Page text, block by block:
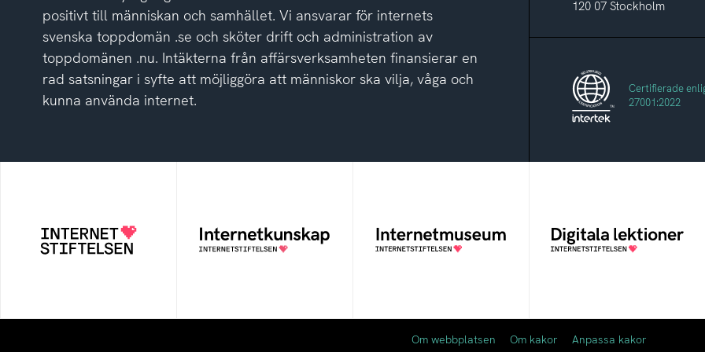
positivt till människan och samhället. Vi ansvarar för internets
svenska toppdomän .se och sköter drift och administration av
toppdomänen .nu. Intäkterna från affärsverksamheten finansierar en
rad satsningar i syfte att möjliggöra att människor ska vilja, våga och
kunna använda internet.
120 07 Stockholm
Certifierade
27001:2022
för ett internet som
bidrar positivt till
hjälper dig att bli en
säker och medveten
Ett digitalt museum som
byggts, och kureras av
Internetstiftelsen
Öppen digital lärresurs
med färdiga lektioner för
alla stadier i grundskolan
Om webbplatsen Om kakor Anpassa kakor